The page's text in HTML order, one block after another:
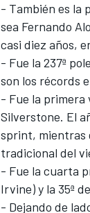
- También es la
sea Fernando
casi diez años,
- Fue la 237ª
son los récords
- Fue la primera
Silverstone. El
sprint, mientras
tradicional del
- Fue la cuarta
Irvine) y la 35ª
- Dejando de